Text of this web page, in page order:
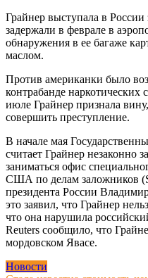
Грайнер выступала в
задержали в феврале в
обнаружения в ее багаже
маслом.
Против американки было
контрабанде наркотических
июле Грайнер признала
совершить преступление.
В начале мая
считает Грайнер незаконно
заниматься офис
США по делам заложников
президента России
это заявил, что Грайнер
что она нарушила
Reuters сообщило, что
мордовском Явасе.
Новости